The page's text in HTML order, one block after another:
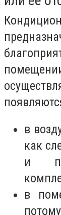
в
как
и
в